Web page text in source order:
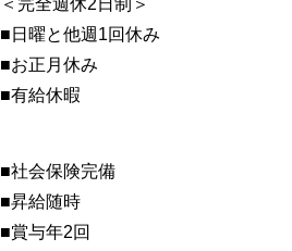
■日曜と他週1回休み
■お正月休み
■有給休暇
■社会保険完備
■昇給随時
■賞与年2回